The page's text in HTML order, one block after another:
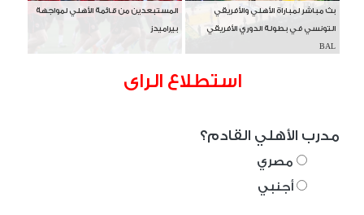
بث مباشر لمباراة الأهلي والأفريقي
التونسي في بطولة الدوري الأفريقي
BAL
المستبعدين من قائمة الأهلي لمواجهة
بيراميدز
استطلاع الراى
مدرب الأهلي القادم؟
مصري
أجنبي